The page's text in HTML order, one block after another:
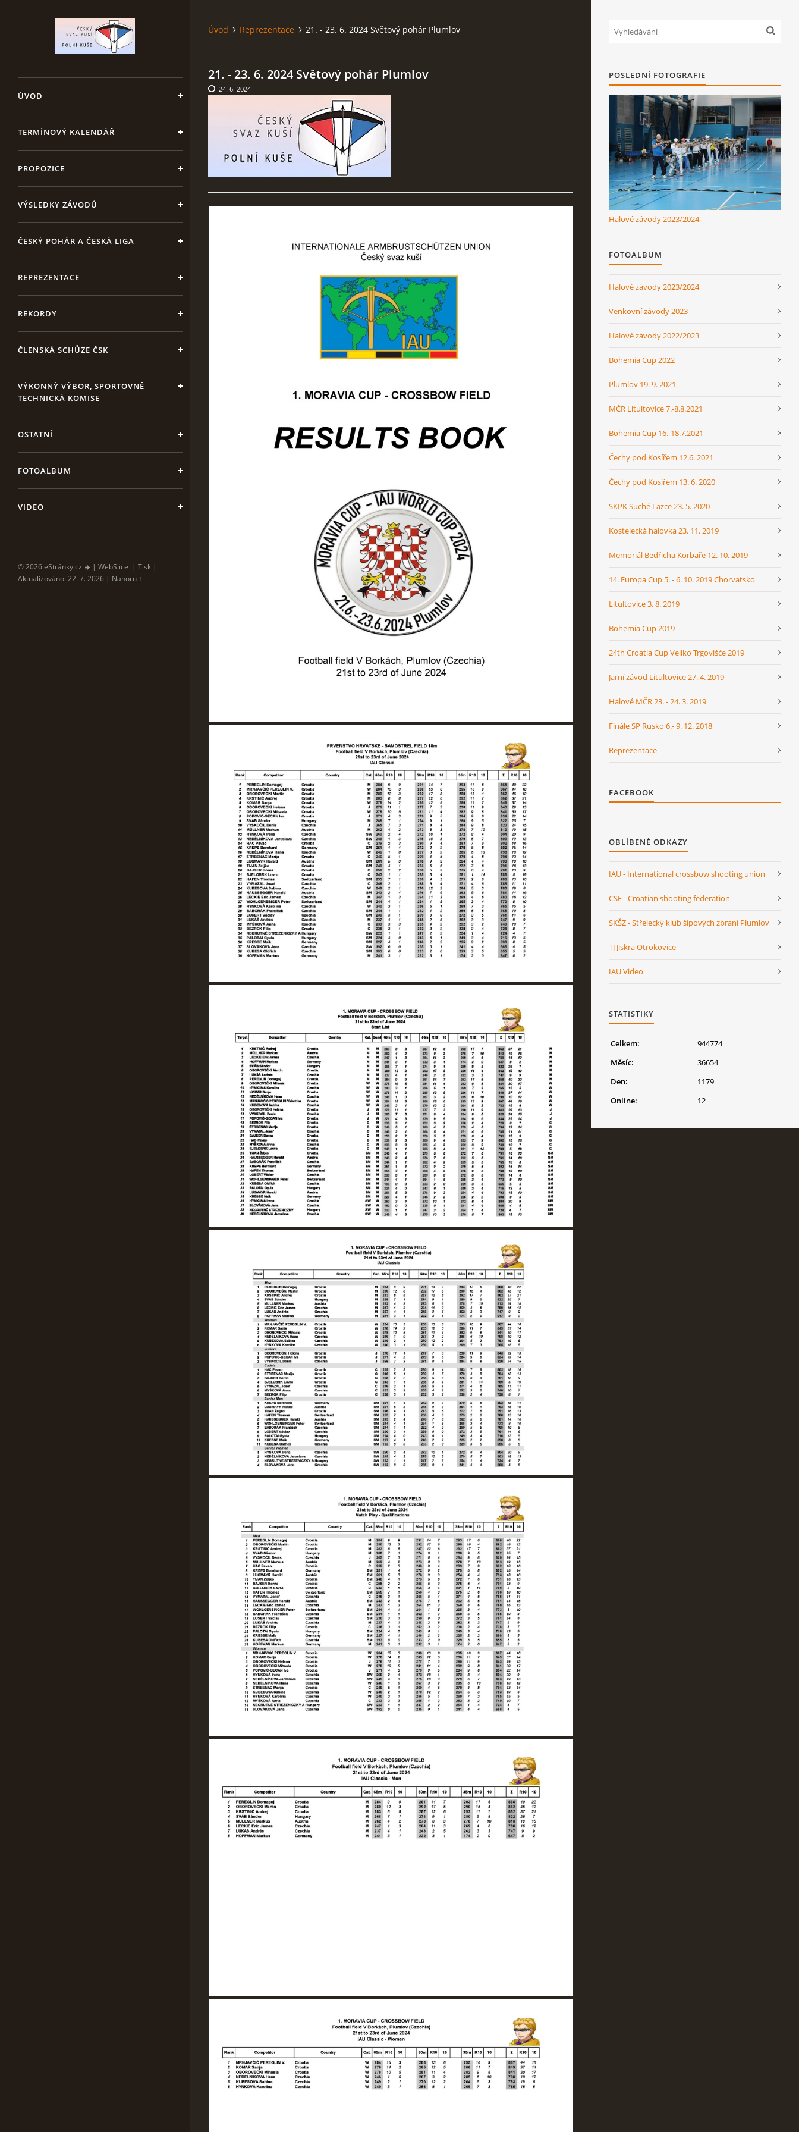
ÚVOD
TERMÍNOVÝ KALENDÁŘ
PROPOZICE
VÝSLEDKY ZÁVODŮ
ČESKÝ POHÁR A ČESKÁ LIGA
REPREZENTACE
REKORDY
ČLENSKÁ SCHŮZE ČSK
VÝKONNÝ VÝBOR, SPORTOVNĚ
TECHNICKÁ KOMISE
OSTATNÍ
FOTOALBUM
VIDEO
© 2026 eStránky.cz | WebSlice | Tisk |
Aktualizováno: 22. 7. 2026 | Nahoru ↑
Úvod Reprezentace 21. - 23. 6. 2024 Světový pohár Plumlov
21. - 23. 6. 2024 Světový pohár Plumlov
24. 6. 2024
POSLEDNÍ FOTOGRAFIE
Halové závody 2023/2024
FOTOALBUM
Halové závody 2023/2024
Venkovní závody 2023
Halové závody 2022/2023
Bohemia Cup 2022
Plumlov 19. 9. 2021
MČR Litultovice 7.-8.8.2021
Bohemia Cup 16.-18.7.2021
Čechy pod Kosířem 12.6. 2021
Čechy pod Kosířem 13. 6. 2020
SKPK Suché Lazce 23. 5. 2020
Kostelecká halovka 23. 11. 2019
Memoriál Bedřicha Korbaře 12. 10. 2019
14. Europa Cup 5. - 6. 10. 2019 Chorvatsko
Litultovice 3. 8. 2019
Bohemia Cup 2019
24th Croatia Cup Veliko Trgovišće 2019
Jarní závod Litultovice 27. 4. 2019
Halové MČR 23. - 24. 3. 2019
Finále SP Rusko 6.- 9. 12. 2018
Reprezentace
FACEBOOK
OBLÍBENÉ ODKAZY
IAU - International crossbow shooting union
CSF - Croatian shooting federation
SKŠZ - Střelecký klub šípových zbraní Plumlov
TJ Jiskra Otrokovice
IAU Video
STATISTIKY
Online: 12
Celkem:
944774
Měsíc:
36654
Den:
1179